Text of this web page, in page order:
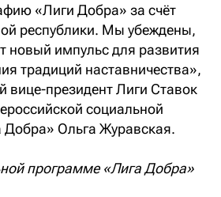
«Лиги Добра» за счёт
республики. Мы убеждены,
новый импульс для развития
традиций наставничества»,
вице-президент Лиги Ставок
социальной
Ольга Журавская.
программе «Лига Добра»